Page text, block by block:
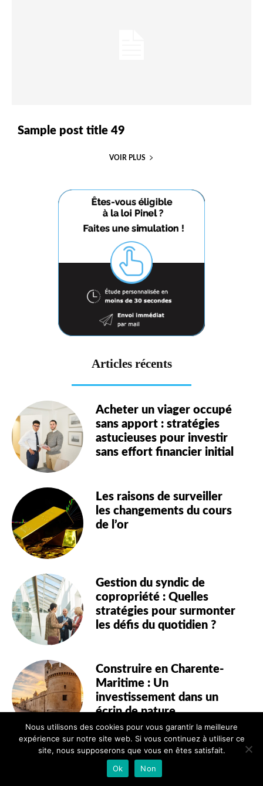
Sample post title 49
VOIR PLUS
Articles récents
Acheter un viager occupé
sans apport : stratégies
astucieuses pour investir
sans effort financier initial
Les raisons de surveiller
les changements du cours
de l’or
Gestion du syndic de
copropriété : Quelles
stratégies pour surmonter
les défis du quotidien ?
Construire en Charente-
Maritime : Un
investissement dans un
écrin de nature
Est-il toujours possible
d’investir dans l’immobilier
Nous utilisons des cookies pour vous garantir la meilleure
expérience sur notre site web. Si vous continuez à utiliser ce
site, nous supposerons que vous en êtes satisfait.
Ok
Non